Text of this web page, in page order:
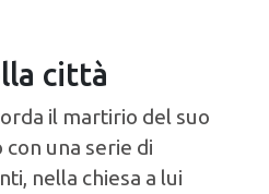
città
il martirio del suo
con una serie di
nella chiesa a lui